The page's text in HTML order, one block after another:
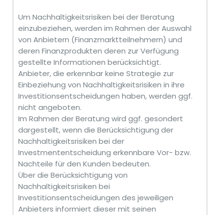
Um Nachhaltigkeitsrisiken bei der Beratung
einzubeziehen, werden im Rahmen der Auswahl
von Anbietern (Finanzmarktteilnehmern) und
deren Finanzprodukten deren zur Verfügung
gestellte Informationen berücksichtigt.
Anbieter, die erkennbar keine Strategie zur
Einbeziehung von Nachhaltigkeitsrisiken in ihre
Investitionsentscheidungen haben, werden ggf.
nicht angeboten.
Im Rahmen der Beratung wird ggf. gesondert
dargestellt, wenn die Berücksichtigung der
Nachhaltigkeitsrisiken bei der
Investmententscheidung erkennbare Vor- bzw.
Nachteile für den Kunden bedeuten.
Über die Berücksichtigung von
Nachhaltigkeitsrisiken bei
Investitionsentscheidungen des jeweiligen
Anbieters informiert dieser mit seinen